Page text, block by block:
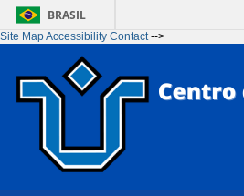
BRASIL
Ir para o conteúdo
Site MapAccessibility Contact-->